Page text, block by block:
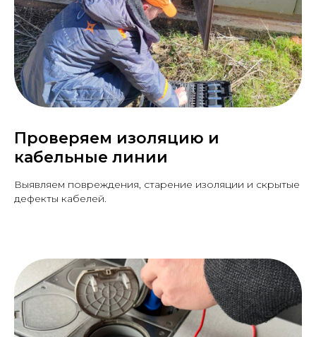
Проверяем изоляцию и
кабельные линии
Выявляем повреждения, старение изоляции и скрытые
дефекты кабелей.